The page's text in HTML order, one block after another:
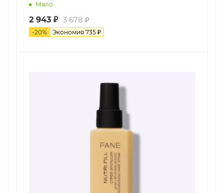
Мало
2 943 ₽ 3 678 ₽
-20% Экономия 735 ₽